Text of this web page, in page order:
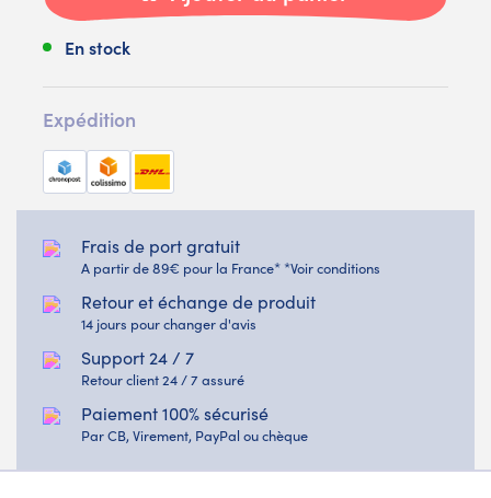
En stock
Expédition
Frais de port gratuit
A partir de 89€ pour la France* *Voir conditions
Retour et échange de produit
14 jours pour changer d'avis
Support 24 / 7
Retour client 24 / 7 assuré
Paiement 100% sécurisé
Par CB, Virement, PayPal ou chèque